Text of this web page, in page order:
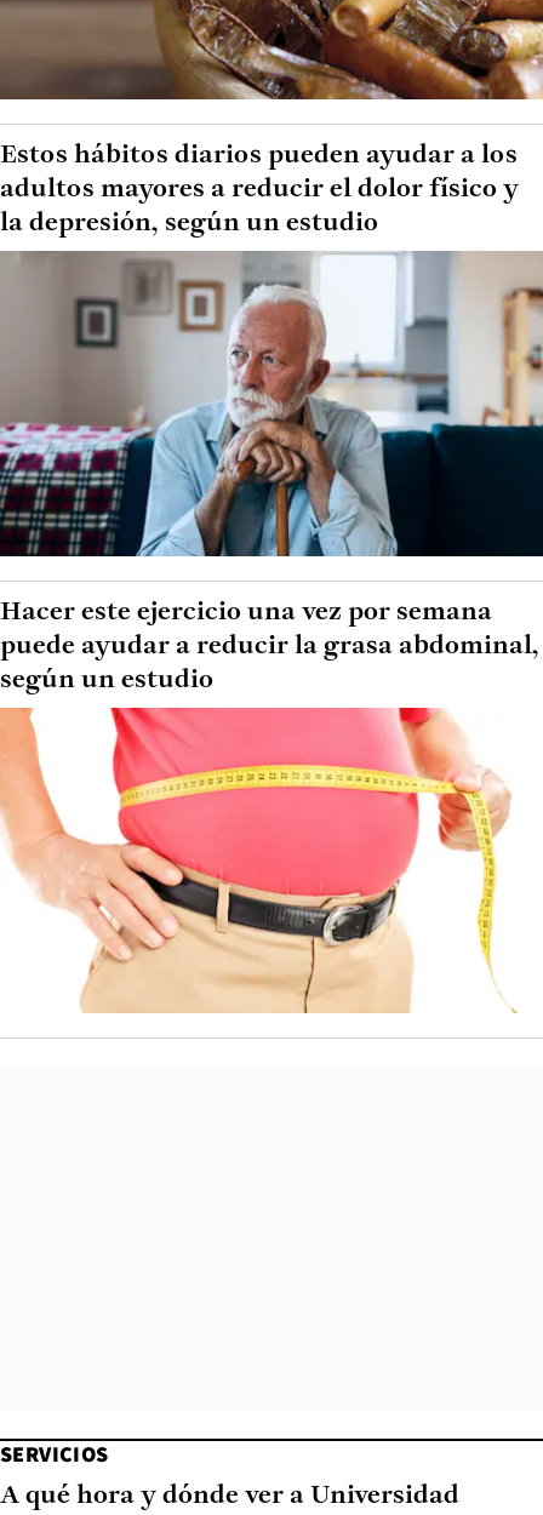
Estos hábitos diarios pueden ayudar a los
adultos mayores a reducir el dolor físico y
la depresión, según un estudio
Hacer este ejercicio una vez por semana
puede ayudar a reducir la grasa abdominal,
según un estudio
SERVICIOS
A qué hora y dónde ver a Universidad